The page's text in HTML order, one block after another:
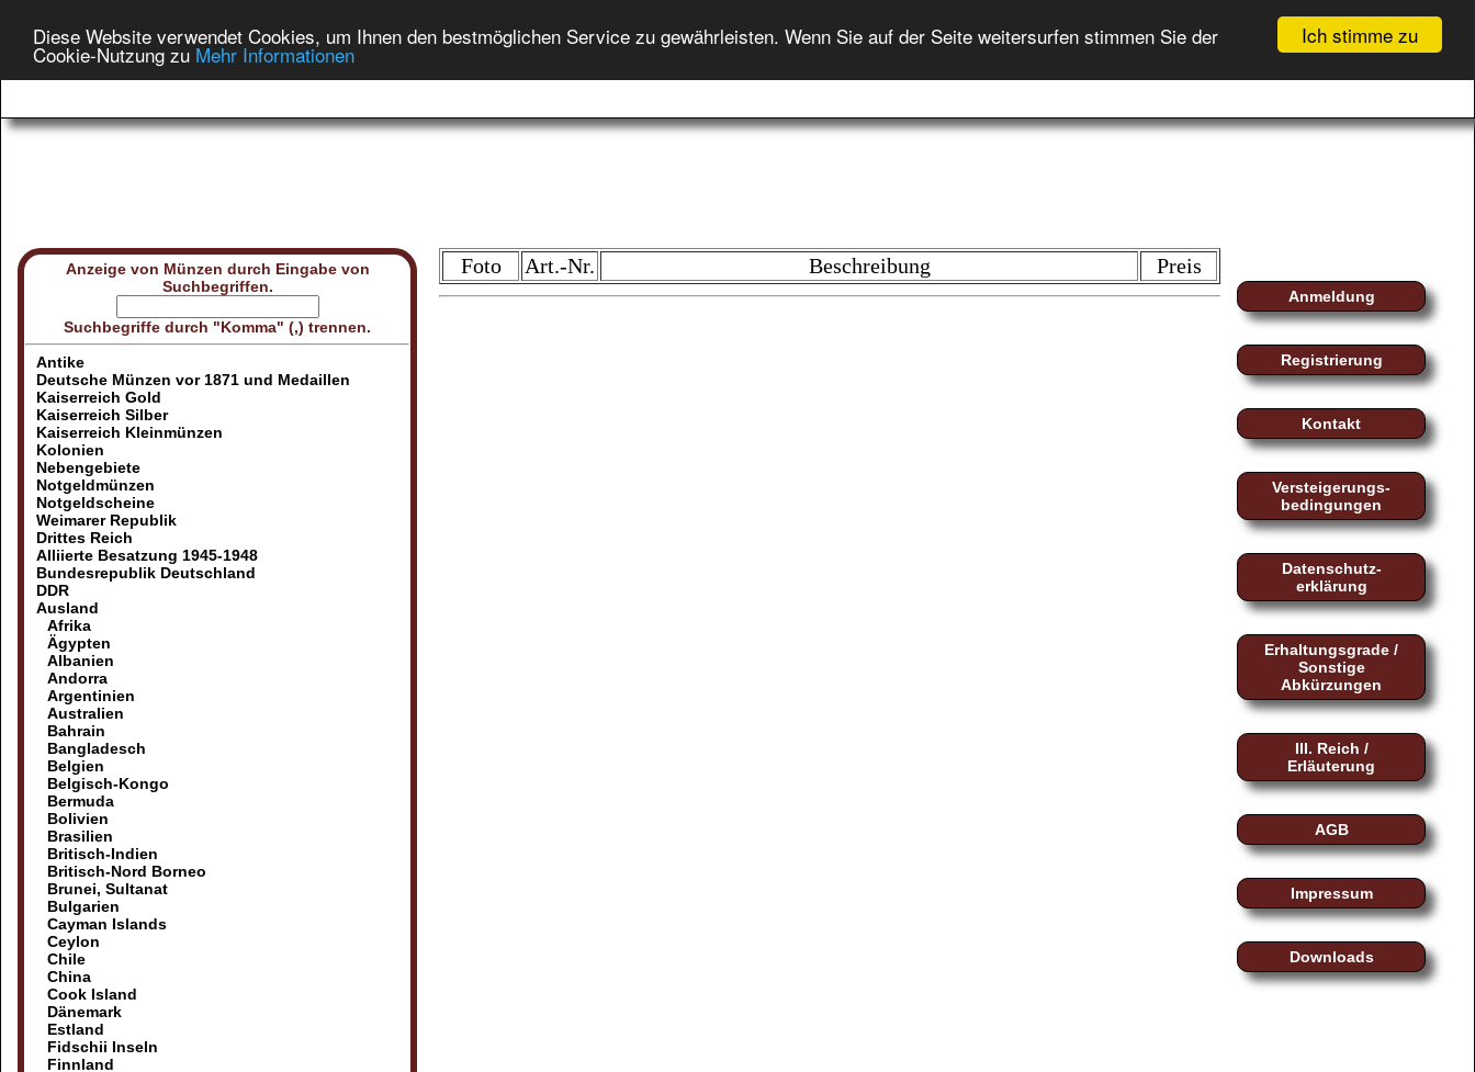
Ich stimme zu
Diese Website verwendet Cookies, um Ihnen den bestmöglichen Service zu gewährleisten. Wenn Sie auf der Seite weitersurfen stimmen Sie der
Cookie-Nutzung zu Mehr Informationen Startseite Auktion Auktionshilfe Onlineshop Info myMoeller
Registrierung
GEBOTSLISTE (
Anzeige von Münzen durch Eingabe von
Suchbegriffen.
Suchbegriffe durch "Komma" (,) trennen.
Antike
Deutsche Münzen vor 1871 und Medaillen
Kaiserreich Gold
Kaiserreich Silber
Kaiserreich Kleinmünzen
Kolonien
Nebengebiete
Notgeldmünzen
Notgeldscheine
Weimarer Republik
Drittes Reich
Alliierte Besatzung 1945-1948
Bundesrepublik Deutschland
DDR
Ausland
Afrika
Ägypten
Albanien
Andorra
Argentinien
Australien
Bahrain
Bangladesch
Belgien
Belgisch-Kongo
Bermuda
Bolivien
Brasilien
Britisch-Indien
Britisch-Nord Borneo
Brunei, Sultanat
Bulgarien
Cayman Islands
Ceylon
Chile
China
Cook Island
Dänemark
Estland
Fidschii Inseln
Finnland
Foto Art.-Nr. Beschreibung Preis
Anmeldung
Registrierung
Kontakt
Versteigerungs-
bedingungen
Datenschutz-
erklärung
Erhaltungsgrade /
Sonstige
Abkürzungen
III. Reich /
Erläuterung
AGB
Impressum
Downloads